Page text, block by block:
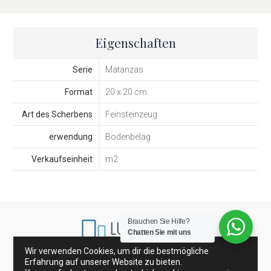
Eigenschaften
Serie Matanzas
Format 20 x 20 cm
Art des Scherbens Feinsteinzeug
erwendung Bodenbelag
Verkaufseinheit m2
Porzellanfliesen und Wandfliesen Glasfliesen
Wir verwenden Cookies, um dir die bestmögliche
Erfahrung auf unserer Website zu bieten.
Brauchen Sie Hilfe?
Chatten Sie mit uns